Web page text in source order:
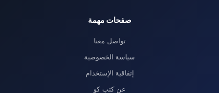
صفحات مهمة
تواصل معنا
سياسة الخصوصية
إتفاقية الإستخدام
عن كتب كو